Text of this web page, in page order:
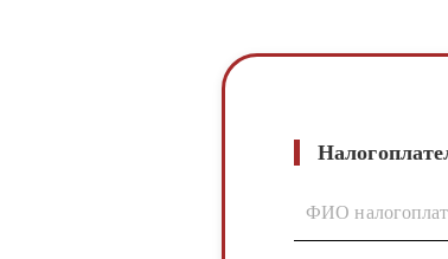
ФИО